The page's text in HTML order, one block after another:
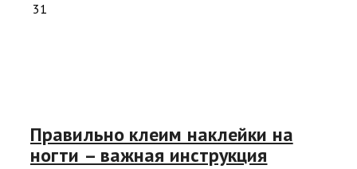
31
Правильно клеим наклейки на
ногти – важная инструкция